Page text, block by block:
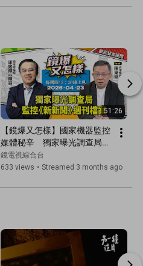
51:26
【鏡爆又怎樣】國家機器監控
媒體秘辛　獨家曝光調查局監
控《新新聞》週刊檔案 feat.資
深媒體人陳東豪｜#鏡報 #直
鏡電視綜合台
633 views • Streamed 3 months ago